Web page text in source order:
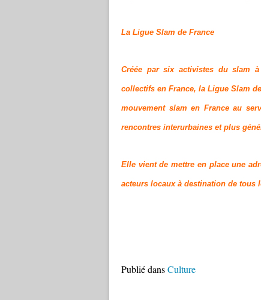
La Ligue Slam de France
Créée par six activistes du slam
collectifs en France, la Ligue Slam
mouvement slam en France au
rencontres interurbaines et plus
Elle vient de mettre en place une
acteurs locaux à destination de tous
Publié dansCulture